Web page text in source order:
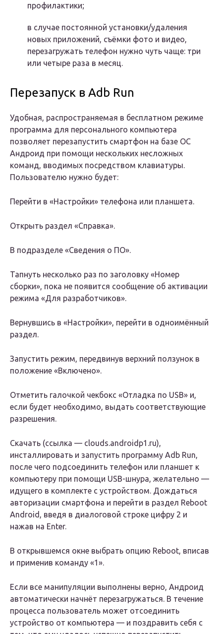
профилактики;
в случае постоянной установки/удаления
новых приложений, съёмки фото и видео,
перезагружать телефон нужно чуть чаще: три
или четыре раза в месяц.
Перезапуск в Adb Run
Удобная, распространяемая в бесплатном режиме
программа для персонального компьютера
позволяет перезапустить смартфон на базе ОС
Андроид при помощи нескольких несложных
команд, вводимых посредством клавиатуры.
Пользователю нужно будет:
Перейти в «Настройки» телефона или планшета.
Открыть раздел «Справка».
В подразделе «Сведения о ПО».
Тапнуть несколько раз по заголовку «Номер
сборки», пока не появится сообщение об активации
режима «Для разработчиков».
Вернувшись в «Настройки», перейти в одноимённый
раздел.
Запустить режим, передвинув верхний ползунок в
положение «Включено».
Отметить галочкой чекбокс «Отладка по USB» и,
если будет необходимо, выдать соответствующие
разрешения.
Скачать (ссылка — clouds.androidp1.ru),
инсталлировать и запустить программу Adb Run,
после чего подсоединить телефон или планшет к
компьютеру при помощи USB-шнура, желательно —
идущего в комплекте с устройством. Дождаться
авторизации смартфона и перейти в раздел Reboot
Android, введя в диалоговой строке цифру 2 и
нажав на Enter.
В открывшемся окне выбрать опцию Reboot, вписав
и применив команду «1».
Если все манипуляции выполнены верно, Андроид
автоматически начнёт перезагружаться. В течение
процесса пользователь может отсоединить
устройство от компьютера — и поздравить себя с